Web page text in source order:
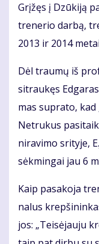
Grį­žęs į Dzū­ki­ją
tre­ne­rio dar­bą,
2013 ir 2014
Dėl trau­mų iš
si­trau­kęs
mas su­pra­to,
Ne­tru­kus
ni­ra­vi­mo sri­ty­je,
sėk­min­gai jau 6
Kaip pa­sa­ko­ja
na­lus
jos: „Tei­sė­jau­ju